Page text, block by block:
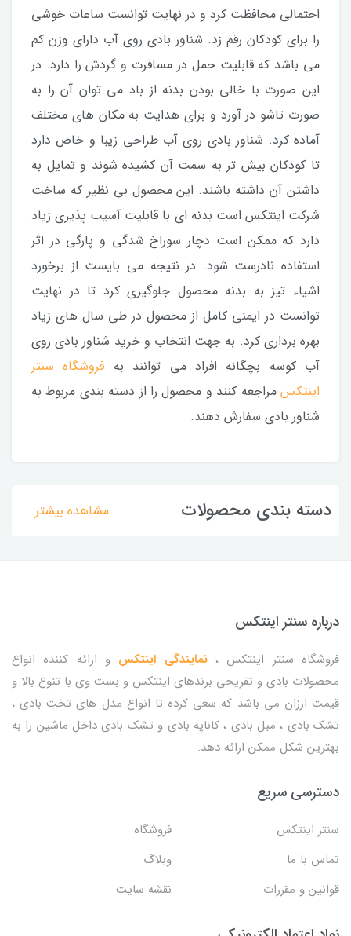
احتمالی محافظت کرد و در نهایت توانست ساعات خوشی
را برای کودکان رقم زد. شناور بادی روی آب دارای وزن کم
می باشد که قابلیت حمل در مسافرت و گردش را دارد. در
این صورت با خالی بودن بدنه از باد می توان آن را به
صورت تاشو در آورد و برای هدایت به مکان های مختلف
آماده کرد. شناور بادی روی آب طراحی زیبا و خاص دارد
تا کودکان بیش تر به سمت آن کشیده شوند و تمایل به
داشتن آن داشته باشند. این محصول بی نظیر که ساخت
شرکت اینتکس است بدنه ای با قابلیت آسیب پذیری زیاد
دارد که ممکن است دچار سوراخ شدگی و پارگی در اثر
استفاده نادرست شود. در نتیجه می بایست از برخورد
اشیاء تیز به بدنه محصول جلوگیری کرد تا در نهایت
توانست در ایمنی کامل از محصول در طی سال های زیاد
بهره برداری کرد. به جهت انتخاب و خرید شناور بادی روی
آب کوسه بچگانه افراد می توانند به فروشگاه سنتر
اینتکس مراجعه کنند و محصول را از دسته بندی مربوط به
شناور بادی سفارش دهند.
دسته بندی محصولات مشاهده بیشتر
درباره سنتر اینتکس
فروشگاه سنتر اینتکس ،نمایندگی اینتکس و ارائه کننده انواع
محصولات بادی و تفریحی برندهای اینتکس و بست وی با تنوع بالا و
قیمت ارزان می باشد که سعی کرده تا انواع مدل های تخت بادی ،
تشک بادی ، مبل بادی ، کاناپه بادی و تشک بادی داخل ماشین را به
بهترین شکل ممکن ارائه دهد.
دسترسی سریع
سنتر اینتکس
فروشگاه
تماس با ما
وبلاگ
قوانین و مقررات
نقشه سایت